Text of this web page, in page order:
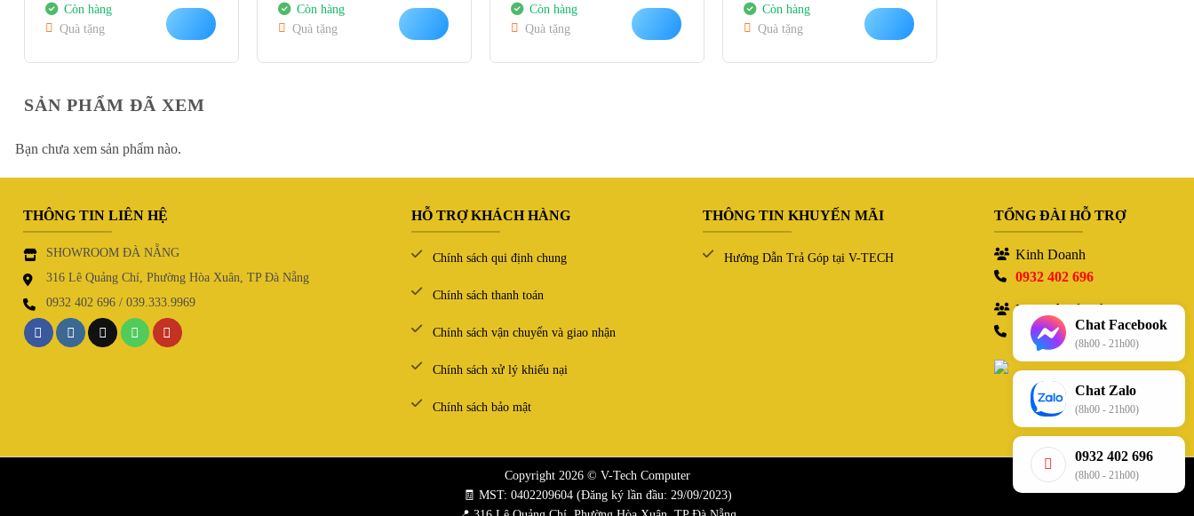
Còn hàng
Quà tặng
Còn hàng
Quà tặng
Còn hàng
Quà tặng
Còn hàng
Quà tặng
SẢN PHẨM ĐÃ XEM
Bạn chưa xem sản phẩm nào.
THÔNG TIN LIÊN HỆ
SHOWROOM ĐÀ NẴNG
316 Lê Quảng Chí, Phường Hòa Xuân, TP Đà Nẵng
0932 402 696 / 039.333.9969
HỖ TRỢ KHÁCH HÀNG
Chính sách qui định chung
Chính sách thanh toán
Chính sách vận chuyển và giao nhận
Chính sách xử lý khiếu nại
Chính sách bảo mật
THÔNG TIN KHUYẾN MÃI
Hướng Dẫn Trả Góp tại V-TECH
TỔNG ĐÀI HỖ TRỢ
Kinh Doanh
0932 402 696
Kỹ thuật bảo hành
0932 402 696
Copyright 2026 © V-Tech Computer
🧾 MST: 0402209604 (Đăng ký lần đầu: 29/09/2023)
Chat Facebook
(8h00 - 21h00)
Chat Zalo
(8h00 - 21h00)
0932 402 696
(8h00 - 21h00)